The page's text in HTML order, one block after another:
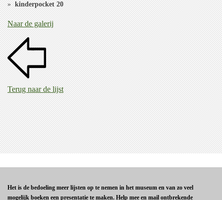
kinderpocket 20
Naar de galerij
Terug naar de lijst
Het is de bedoeling meer lijsten op te nemen in het museum en van zo veel
mogelijk boeken een presentatie te maken. Help mee en mail ontbrekende